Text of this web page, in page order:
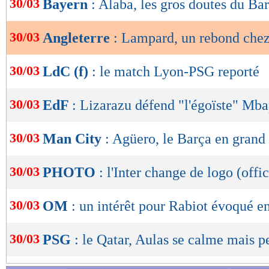
de
OK
30/03 Bayern : Alaba, les gros doutes du
30/03 Angleterre : Lampard, un rebond
30/03 LdC (f) : le match Lyon-PSG reporté
30/03 EdF : Lizarazu défend "l'égoïste"
30/03 Man City : Agüero, le Barça en
30/03 PHOTO : l'Inter change de logo
30/03 OM : un intérêt pour Rabiot évoqué
30/03 PSG : le Qatar, Aulas se calme mais